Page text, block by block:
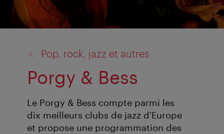
Pop, rock, jazz et autres
Porgy & Bess
Le Porgy & Bess compte parmi les
dix meilleurs clubs de jazz d'Europe
et propose une programmation des